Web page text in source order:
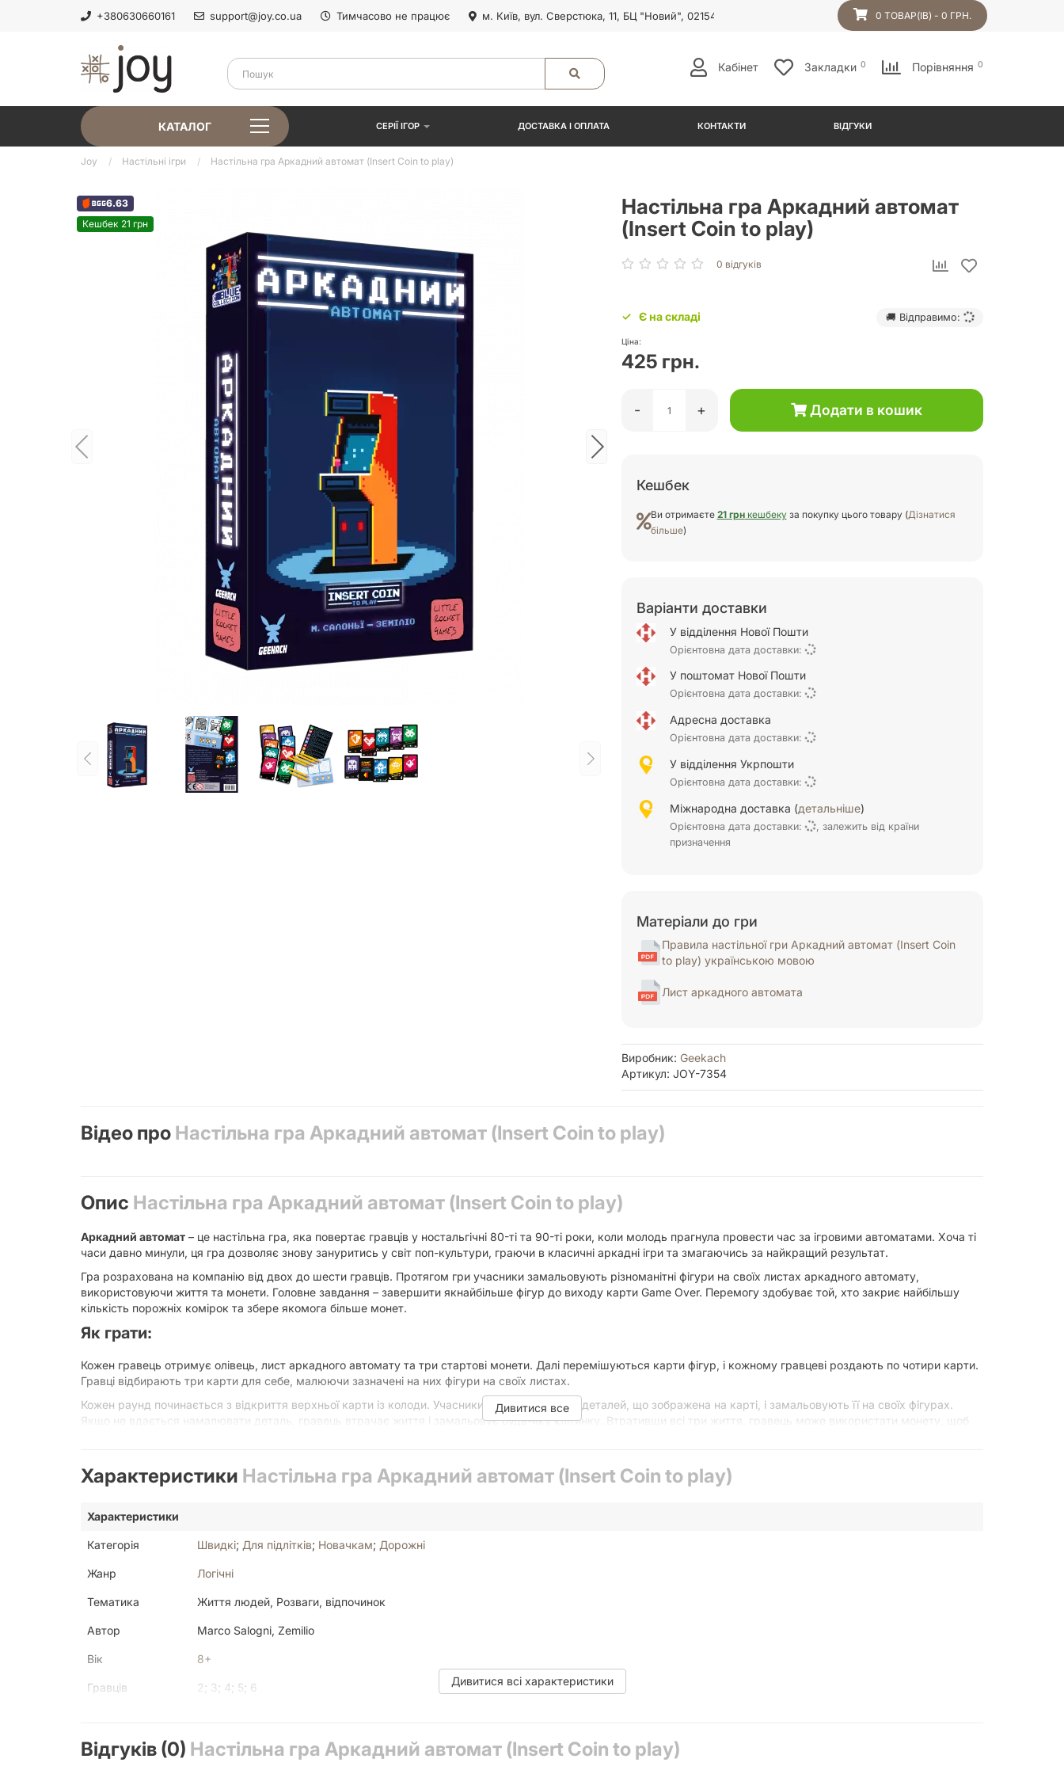
+380630660161 support@joy.co.ua Тимчасово не працює м. Київ, вул. Сверстюка, 11, БЦ "Новий", 02154 0 ТОВАР(ІВ) - 0 ГРН.
Кабінет Закладки 0 Порівняння 0
КАТАЛОГ СЕРІЇ ІГОР ДОСТАВКА І ОПЛАТА КОНТАКТИ ВІДГУКИ
Joy Настільні ігри Настільна гра Аркадний автомат (Insert Coin to play)
6.63
Кешбек 21 грн
Настільна гра Аркадний автомат
(Insert Coin to play)
0 відгуків
Є на складі 🚚 Відправимо:
Ціна:
425 грн.
- + Додати в кошик
Кешбек
Ви отримаєте 21 грнкешбекуза покупку цього товару (Дізнатися
більше)
Варіанти доставки
У відділення Нової Пошти
Орієнтовна дата доставки:
У поштомат Нової Пошти
Орієнтовна дата доставки:
Адресна доставка
Орієнтовна дата доставки:
У відділення Укрпошти
Орієнтовна дата доставки:
Міжнародна доставка (детальніше)
Орієнтовна дата доставки:
, залежить від країни
призначення
Матеріали до гри
Правила настільної гри Аркадний автомат (Insert Coin
to play) українською мовою
Лист аркадного автомата
Виробник: Geekach
Артикул: JOY-7354
Відео про Настільна гра Аркадний автомат (Insert Coin to play)
Опис Настільна гра Аркадний автомат (Insert Coin to play)
Аркадний автомат – це настільна гра, яка повертає гравців у ностальгічні 80-ті та 90-ті роки, коли молодь прагнула провести час за ігровими автоматами. Хоча ті
часи давно минули, ця гра дозволяє знову зануритись у світ поп-культури, граючи в класичні аркадні ігри та змагаючись за найкращий результат.
Гра розрахована на компанію від двох до шести гравців. Протягом гри учасники замальовують різноманітні фігури на своїх листах аркадного автомату,
використовуючи життя та монети. Головне завдання – завершити якнайбільше фігур до виходу карти Game Over. Перемогу здобуває той, хто закриє найбільшу
кількість порожніх комірок та збере якомога більше монет.
Як грати:
Кожен гравець отримує олівець, лист аркадного автомату та три стартові монети. Далі перемішуються карти фігур, і кожному гравцеві роздають по чотири карти.
Гравці відбирають три карти для себе, малюючи зазначені на них фігури на своїх листах.
Кожен раунд починається з відкриття верхньої карти із колоди. Учасники обирають одну з деталей, що зображена на карті, і замальовують її на своїх фігурах.
Якщо не вдається намалювати деталь, гравець втрачає життя і замальовує будь-яку клітинку. Втративши всі три життя, гравець може використати монету, щоб
Дивитися все
Характеристики Настільна гра Аркадний автомат (Insert Coin to play)
Характеристики
Категорія Швидкі; Для підлітків; Новачкам; Дорожні
Жанр Логічні
Тематика Життя людей, Розваги, відпочинок
Автор Marco Salogni, Zemilio
Вік 8+
Гравців 2; 3; 4; 5; 6
Механіка Bingo, Line Drawing, Paper-and-Pencil, Simultaneous Action Selection
Дивитися всі характеристики
Відгуків (0) Настільна гра Аркадний автомат (Insert Coin to play)